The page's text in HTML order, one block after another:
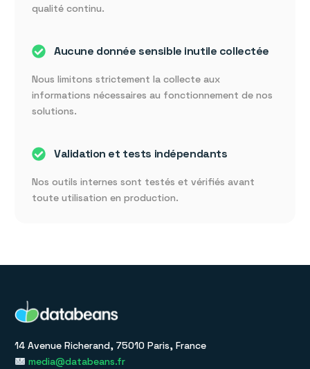
qualité continu.
Aucune donnée sensible inutile collectée
Nous limitons strictement la collecte aux
informations nécessaires au fonctionnement de nos
solutions.
Validation et tests indépendants
Nos outils internes sont testés et vérifiés avant
toute utilisation en production.
14 Avenue Richerand, 75010 Paris, France
media@databeans.fr